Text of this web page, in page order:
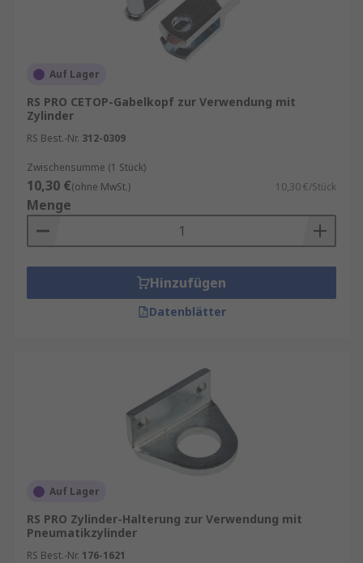
Auf Lager
RS PRO CETOP-Gabelkopf zur Verwendung mit
Zylinder
RS Best.-Nr. 312-0309
Zwischensumme (1 Stück)
10,30 €(ohne MwSt.) 10,30 €/Stück
Menge
Hinzufügen
Datenblätter
Auf Lager
RS PRO Zylinder-Halterung zur Verwendung mit
Pneumatikzylinder
RS Best.-Nr. 176-1621